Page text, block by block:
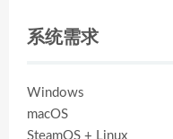
系统需求
Windows
macOS
SteamOS + Linux